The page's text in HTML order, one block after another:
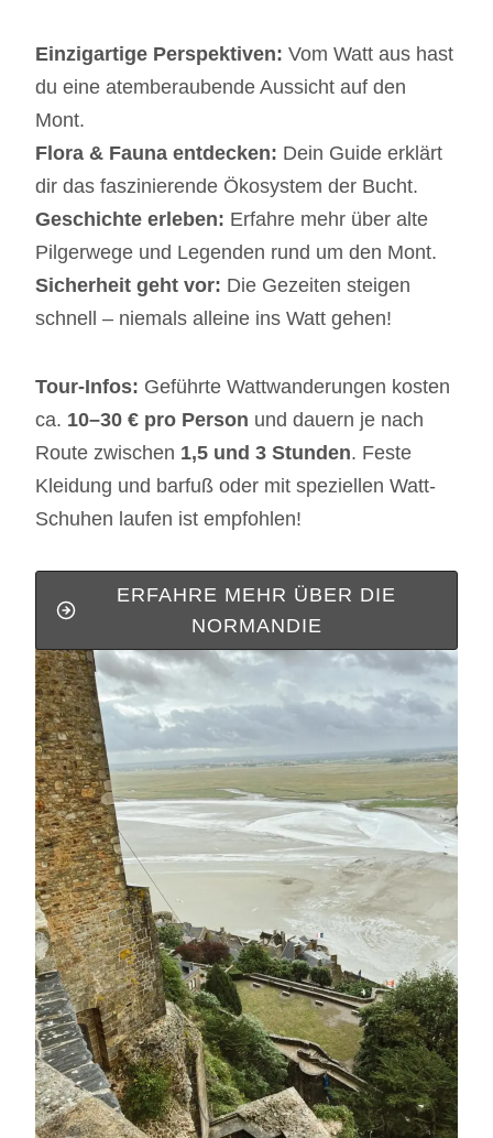
Einzigartige Perspektiven: Vom Watt aus hast
du eine atemberaubende Aussicht auf den
Mont.
Flora & Fauna entdecken: Dein Guide erklärt
dir das faszinierende Ökosystem der Bucht.
Geschichte erleben: Erfahre mehr über alte
Pilgerwege und Legenden rund um den Mont.
Sicherheit geht vor: Die Gezeiten steigen
schnell – niemals alleine ins Watt gehen!
Tour-Infos: Geführte Wattwanderungen kosten
ca. 10–30 € pro Person und dauern je nach
Route zwischen 1,5 und 3 Stunden. Feste
Kleidung und barfuß oder mit speziellen Watt-
Schuhen laufen ist empfohlen!
ERFAHRE MEHR ÜBER DIE
NORMANDIE